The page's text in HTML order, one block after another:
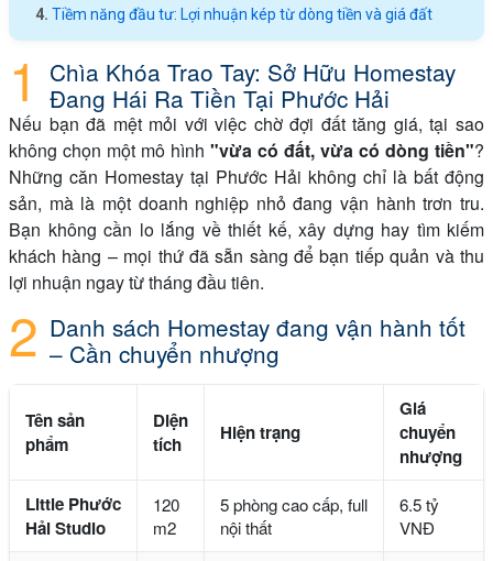
Tiềm năng đầu tư: Lợi nhuận kép từ dòng tiền và giá đất
Chìa Khóa Trao Tay: Sở Hữu Homestay
Đang Hái Ra Tiền Tại Phước Hải
Nếu bạn đã mệt mỏi với việc chờ đợi đất tăng giá, tại sao
không chọn một mô hình "vừa có đất, vừa có dòng tiền"?
Những căn Homestay tại Phước Hải không chỉ là bất động
sản, mà là một doanh nghiệp nhỏ đang vận hành trơn tru.
Bạn không cần lo lắng về thiết kế, xây dựng hay tìm kiếm
khách hàng – mọi thứ đã sẵn sàng để bạn tiếp quản và thu
lợi nhuận ngay từ tháng đầu tiên.
Danh sách Homestay đang vận hành tốt
– Cần chuyển nhượng
Tên sản
phẩm
Diện
tích
Hiện trạng
Giá
chuyển
nhượng
Little Phước
Hải Studio
120
m2
5 phòng cao cấp, full
nội thất
6.5 tỷ
VNĐ